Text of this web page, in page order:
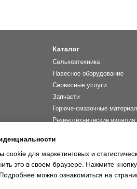
Каталог
Сельхозтехника
Навесное оборудование
Сервисные услуги
Запчасти
Горюче-смазочные
Резинотехнические изделия
Распродажа 🔥
Контакты
cookie для маркетинговых и
это в своем браузере. Нажмите
можно ознакомиться на